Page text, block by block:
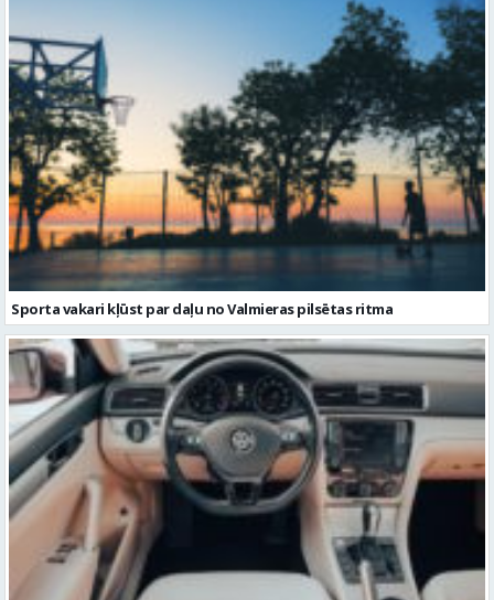
Sporta vakari kļūst par daļu no Valmieras pilsētas ritma
Volkswagen Passat uzturēšana: praktiska pieeja ilgākam
kalpošanas laikam